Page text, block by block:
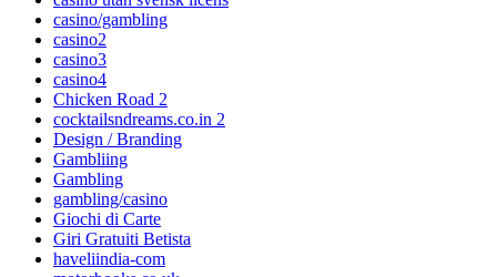
casino/gambling
casino2
casino3
casino4
Chicken Road 2
cocktailsndreams.co.in 2
Design / Branding
Gambliing
Gambling
gambling/casino
Giochi di Carte
Giri Gratuiti Betista
haveliindia-com